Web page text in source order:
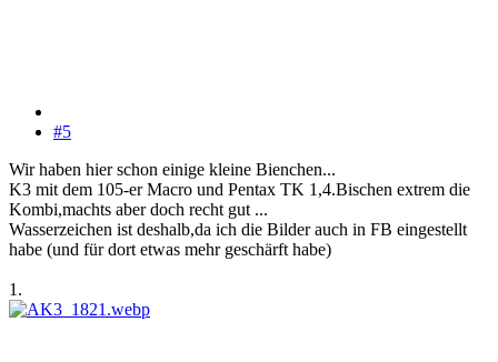
#5
Wir haben hier schon einige kleine Bienchen...
K3 mit dem 105-er Macro und Pentax TK 1,4.Bischen extrem die
Kombi,machts aber doch recht gut ...
Wasserzeichen ist deshalb,da ich die Bilder auch in FB eingestellt
habe (und für dort etwas mehr geschärft habe)
1.